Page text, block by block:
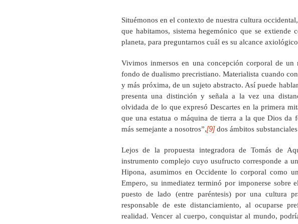
Situémonos en el contexto de nuestra cultura
que habitamos, sistema hegemónico que se extiende
planeta, para preguntarnos cuál es su alcance
Vivimos inmersos en una concepción corporal de
fondo de dualismo precristiano. Materialista cuando
y más próxima, de un sujeto abstracto. Así puede
presenta una distinción y señala a la vez una
olvidada de lo que expresó Descartes en la primera
que una estatua o máquina de tierra a la que Dios da
más semejante a nosotros”,[9]dos ámbitos
Lejos de la propuesta integradora de Tomás de
instrumento complejo cuyo usufructo corresponde a
Hipona, asumimos en Occidente lo corporal como
Empero, su inmediatez terminó por imponerse
puesto de lado (entre paréntesis) por una cultura
responsable de este distanciamiento, al ocuparse
realidad. Vencer al cuerpo, conquistar al mundo,